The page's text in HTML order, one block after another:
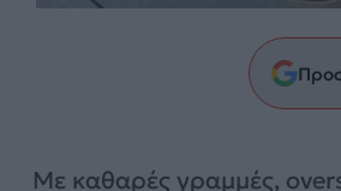
Με καθαρές γραμμές,